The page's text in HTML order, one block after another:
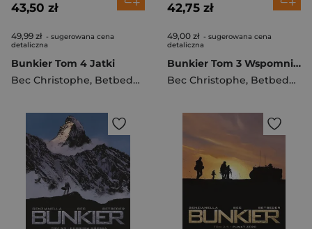
43,50 zł
49,99 zł - sugerowana cena
detaliczna
Bunkier Tom 4 Jatki
Bec Christophe, Betbeder Stephane
42,75 zł
49,00 zł - sugerowana cena
detaliczna
Bunkier Tom 3 Wspomnienia
Bec Christophe, Betbeder Stephane